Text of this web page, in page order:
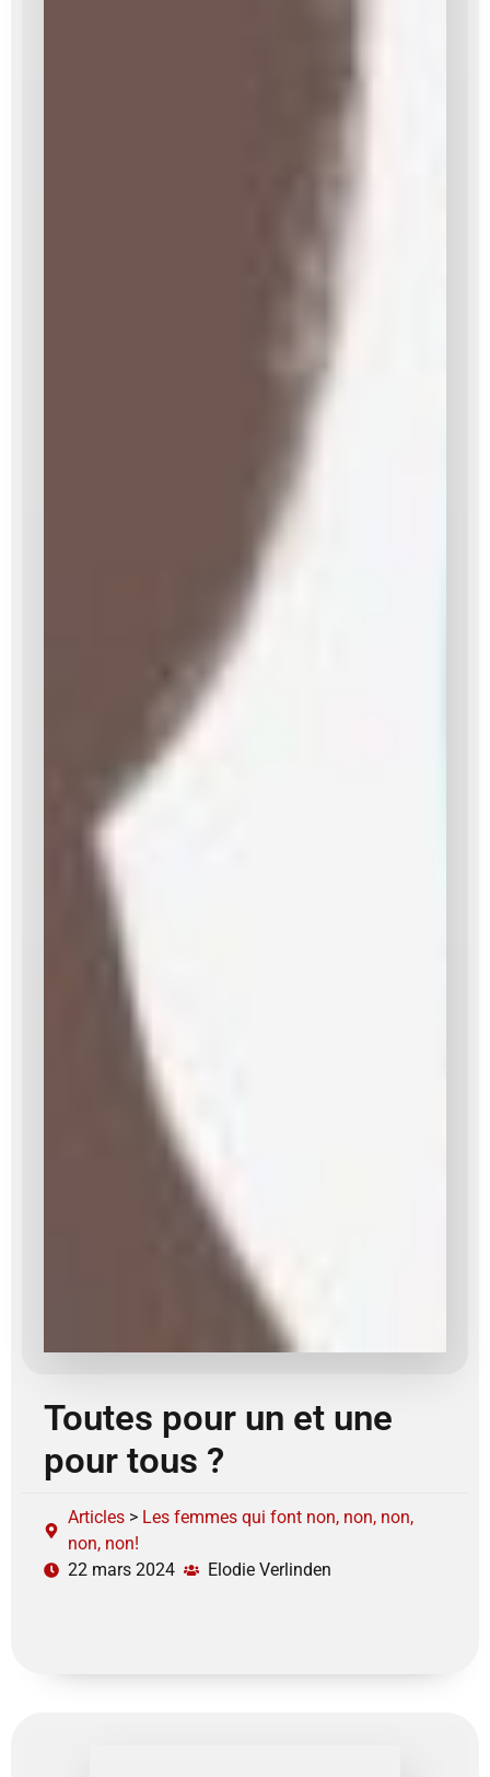
Toutes pour un et une
pour tous ?
Articles > Les femmes qui font non, non, non,
non, non!
22 mars 2024
Elodie Verlinden